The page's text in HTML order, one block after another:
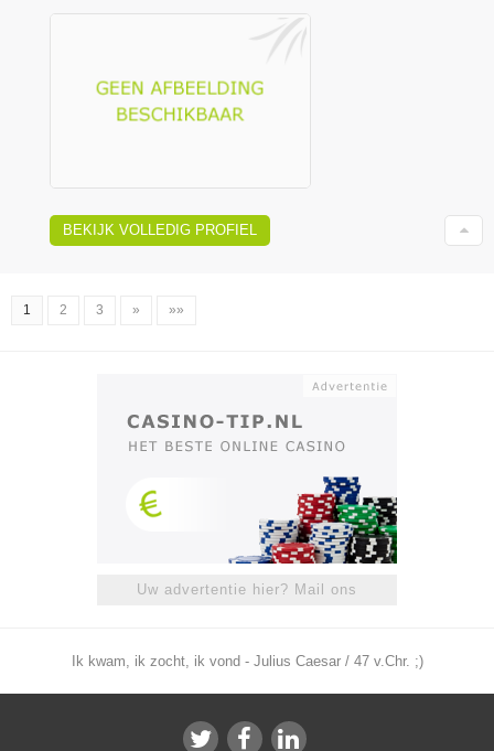
BEKIJK VOLLEDIG PROFIEL
1 2 3 » »»
Uw advertentie hier? Mail ons
Ik kwam, ik zocht, ik vond - Julius Caesar / 47 v.Chr. ;)